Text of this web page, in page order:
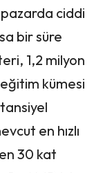
ciddi
bir süre
1,2 milyon
kümesi
en hızlı
30 kat